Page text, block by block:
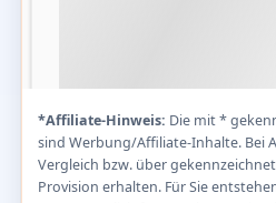
*Affiliate-Hinweis: Die mit *
sind Werbung/Affiliate-Inhalte. Bei
Vergleich bzw. über
Provision erhalten. Für Sie